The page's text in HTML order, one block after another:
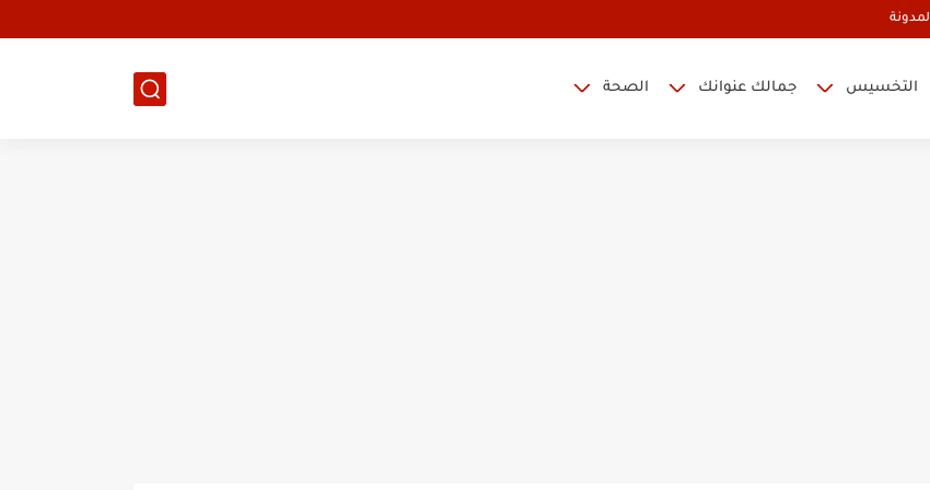
التخسيس جمالك عنوانك الصحة